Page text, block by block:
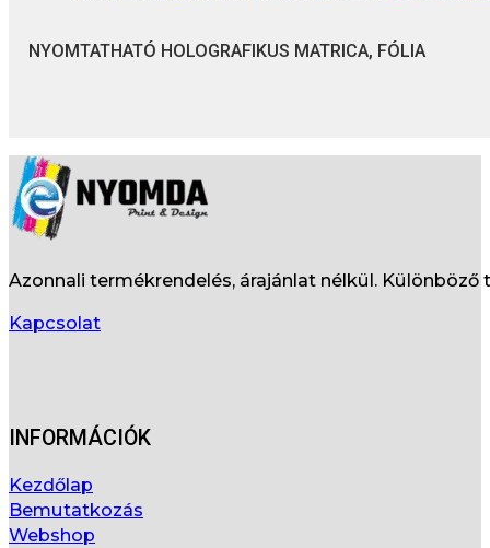
NYOMTATHATÓ HOLOGRAFIKUS MATRICA, FÓLIA
Azonnali termékrendelés, árajánlat nélkül.
Kapcsolat
INFORMÁCIÓK
Kezdőlap
Bemutatkozás
Webshop